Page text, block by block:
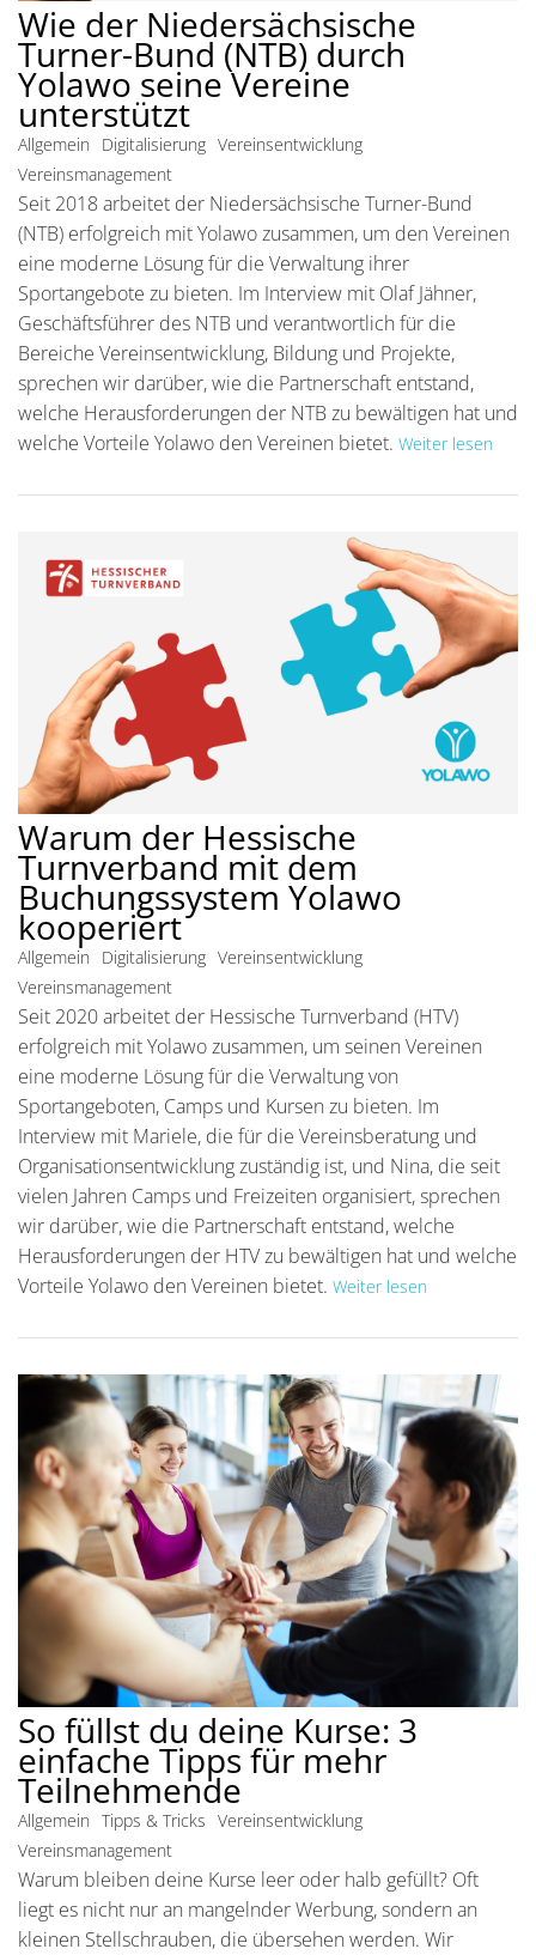
Wie der Niedersächsische
Turner-Bund (NTB) durch
Yolawo seine Vereine
unterstützt
Allgemein Digitalisierung Vereinsentwicklung
Vereinsmanagement
Seit 2018 arbeitet der Niedersächsische Turner-Bund
(NTB) erfolgreich mit Yolawo zusammen, um den Vereinen
eine moderne Lösung für die Verwaltung ihrer
Sportangebote zu bieten. Im Interview mit Olaf Jähner,
Geschäftsführer des NTB und verantwortlich für die
Bereiche Vereinsentwicklung, Bildung und Projekte,
sprechen wir darüber, wie die Partnerschaft entstand,
welche Herausforderungen der NTB zu bewältigen hat und
welche Vorteile Yolawo den Vereinen bietet. Weiter lesen
Warum der Hessische
Turnverband mit dem
Buchungssystem Yolawo
kooperiert
Allgemein Digitalisierung Vereinsentwicklung
Vereinsmanagement
Seit 2020 arbeitet der Hessische Turnverband (HTV)
erfolgreich mit Yolawo zusammen, um seinen Vereinen
eine moderne Lösung für die Verwaltung von
Sportangeboten, Camps und Kursen zu bieten. Im
Interview mit Mariele, die für die Vereinsberatung und
Organisationsentwicklung zuständig ist, und Nina, die seit
vielen Jahren Camps und Freizeiten organisiert, sprechen
wir darüber, wie die Partnerschaft entstand, welche
Herausforderungen der HTV zu bewältigen hat und welche
Vorteile Yolawo den Vereinen bietet. Weiter lesen
So füllst du deine Kurse: 3
einfache Tipps für mehr
Teilnehmende
Allgemein Tipps & Tricks Vereinsentwicklung
Vereinsmanagement
Warum bleiben deine Kurse leer oder halb gefüllt? Oft
liegt es nicht nur an mangelnder Werbung, sondern an
kleinen Stellschrauben, die übersehen werden. Wir